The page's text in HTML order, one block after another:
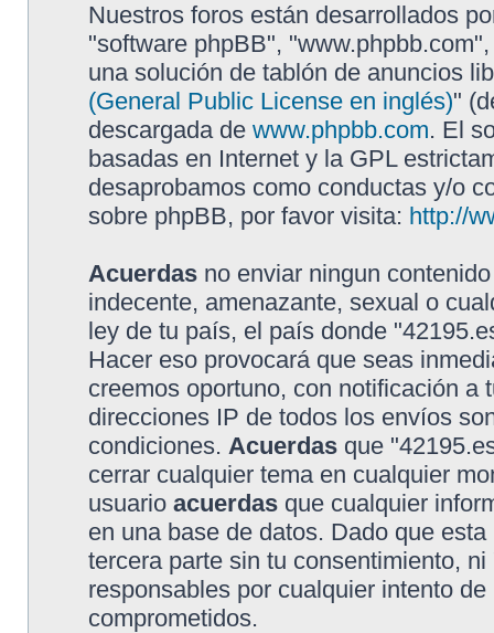
Nuestros foros están desarrollados
"software phpBB",
una solución de tablón de anuncios
(General Public License en inglés)"
descargada de www.phpbb.com. El
basadas en Internet y la GPL
desaprobamos como conductas y/o
sobre phpBB, por favor visita: http://
Acuerdas no enviar ningun
indecente, amenazante, sexual o
ley de tu país, el país donde
Hacer eso provocará que seas
creemos oportuno, con notificación a
direcciones IP de todos los envíos
condiciones. Acuerdas que
cerrar cualquier tema en cualquier
usuario acuerdas que cualquier
en una base de datos. Dado que
tercera parte sin tu consentimiento,
responsables por cualquier intento
comprometidos.